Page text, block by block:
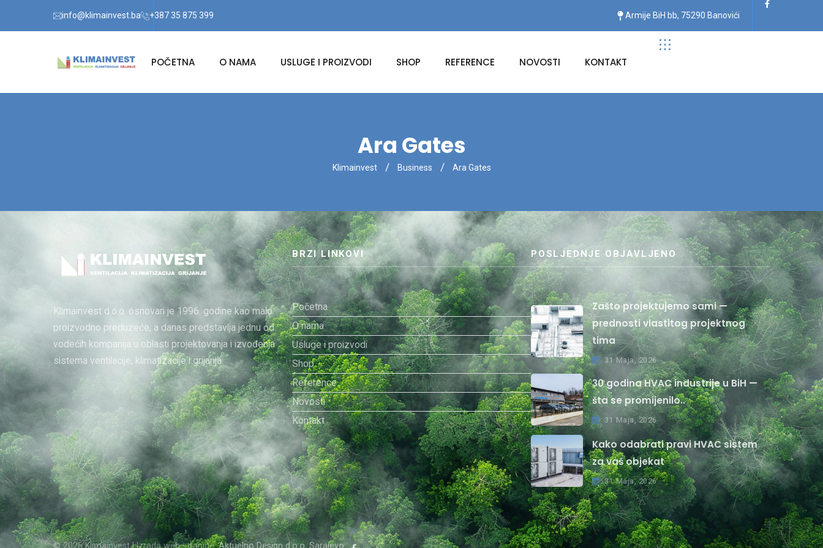
info@klimainvest.ba +387 35 875 399 Armije BiH bb, 75290 Banovići
POČETNA O NAMA USLUGE I PROIZVODI SHOP REFERENCE NOVOSTI KONTAKT
Ara Gates
Klimainvest Business Ara Gates
Klimainvest d.o.o. osnovan je 1996. godine kao malo
proizvodno preduzeće, a danas predstavlja jednu od
vodećih kompanija u oblasti projektovanja i izvođenja
sistema ventilacije, klimatizacije i grijanja.
BRZI LINKOVI
Početna
O nama
Usluge i proizvodi
Shop
Reference
Novosti
Kontakt
POSLJEDNJE OBJAVLJENO
Zašto projektujemo sami —
prednosti vlastitog projektnog
tima
31 Maja, 2026
30 godina HVAC industrije u BiH —
šta se promijenilo..
31 Maja, 2026
Kako odabrati pravi HVAC sistem
za vaš objekat
31 Maja, 2026
© 2026 Klimainvest | Izrada web stranice:Aktuelno Design d.o.o. Sarajevo